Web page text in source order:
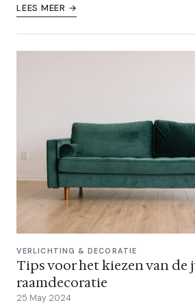
LEES MEER →
VERLICHTING & DECORATIE
Tips voor het kiezen van de
raamdecoratie
25 May 2024